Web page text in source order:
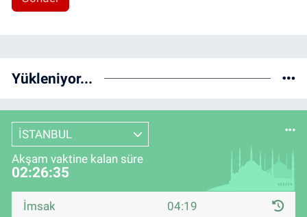
Yükleniyor...
İSTANBUL
Akşam vaktine kalan süre
02:26:34
İmsak 04:19